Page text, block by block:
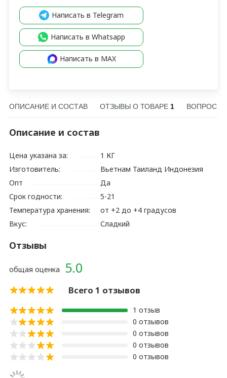
Написать в Telegram
Написать в Whatsapp
Написать в MAX
ОПИСАНИЕ И СОСТАВ ОТЗЫВЫ О ТОВАРЕ 1 ВОПРОС О
Описание и состав
Цена указана за:
1 КГ
Изготовитель:
Вьетнам Таиланд Индонезия
Опт
Да
Срок годности:
5-21
Температура хранения:
от +2 до +4 градусов
Вкус:
Сладкий
Отзывы
5.0
общая оценка
Всего 1 отзывов
1 отзыв
0 отзывов
0 отзывов
0 отзывов
0 отзывов